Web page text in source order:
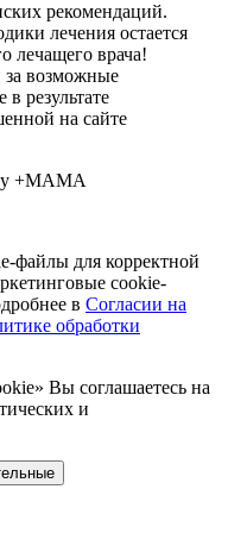
рекомендаций.
лечения остается
лечащего врача!
за возможные
результате
на сайте
+МАМА
файлы для корректной
cookie-
в Согласии на
обработки
Вы соглашаетесь на
и